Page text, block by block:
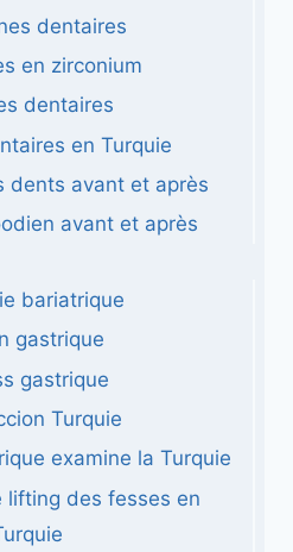
dentaires
en zirconium
dentaires
en Turquie
dents avant et après
avant et après
bariatrique
gastrique
gastrique
Turquie
examine la Turquie
lifting des fesses en